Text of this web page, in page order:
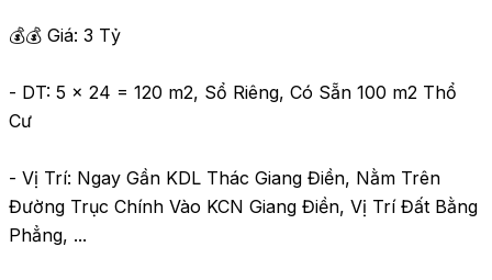
💰💰 Giá: 3 Tỷ
- DT: 5 x 24 = 120 m2, Sổ Riêng, Có Sẵn 100 m2 Thổ
Cư
- Vị Trí: Ngay Gần KDL Thác Giang Điền, Nằm Trên
Đường Trục Chính Vào KCN Giang Điền, Vị Trí Đất Bằng
Phẳng, ...